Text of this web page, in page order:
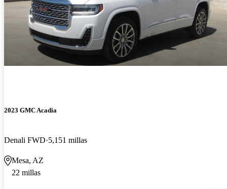
2023 GMC Acadia
Denali FWD 5,151 millas
Mesa, AZ
22 millas